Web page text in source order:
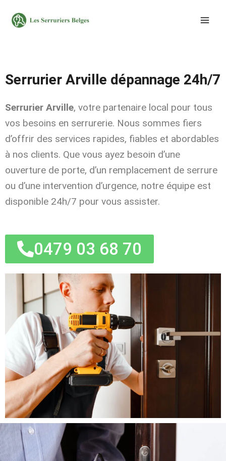
Serrurier Arville dépannage 24h/7
Serrurier Arville, votre partenaire local pour tous
vos besoins en serrurerie. Nous sommes fiers
d’offrir des services rapides, fiables et abordables
à nos clients. Que vous ayez besoin d’une
ouverture de porte, d’un remplacement de serrure
ou d’une intervention d’urgence, notre équipe est
disponible 24h/7 pour vous assister.
0479 03 68 70